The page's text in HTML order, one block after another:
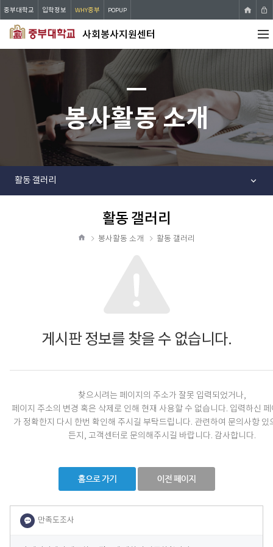
사회봉사지원센터
메뉴
중부대학교 입학정보 WHY중부 POPUP
봉사활동 소개
활동 갤러리
활동 갤러리
봉사활동 소개 활동 갤러리
게시판 정보를 찾을 수 없습니다.
찾으시려는 페이지의 주소가 잘못 입력되었거나,
페이지 주소의 변경 혹은 삭제로 인해 현재 사용할 수 없습니다. 입력하신
가 정확한지 다시 한번 확인해 주시길 부탁드립니다. 관련하여 문의사항 있
든지, 고객센터로 문의해주시길 바랍니다. 감사합니다.